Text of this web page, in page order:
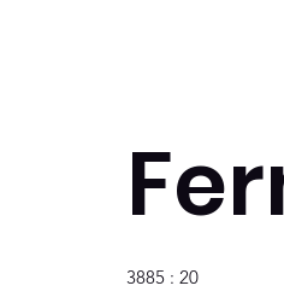
3885 : 20